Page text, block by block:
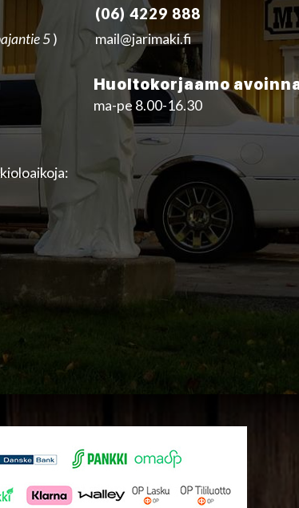
5)
(06) 4229 888
mail@jarimaki.fi
Huoltokorjaamo
ma-pe 8.00-16.30